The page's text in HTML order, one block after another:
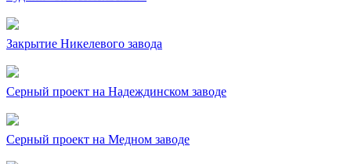
Закрытие Никелевого завода
Серный проект на Надеждинском заводе
Серный проект на Медном заводе